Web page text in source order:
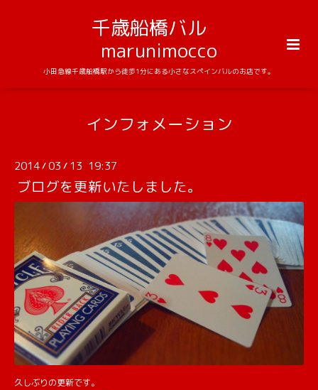
千歳船橋バル
marunimocco
小田急線千歳船橋駅から徒歩1分にある小さなスペインバルのお店です。
インフォメーション
2014/03 / 13 19:37
ブログを更新いたしました。
久しぶりの更新です。